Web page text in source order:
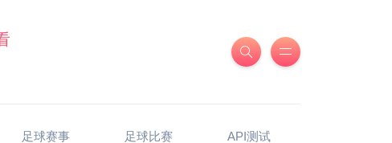
足球赛事
足球比赛
API测试